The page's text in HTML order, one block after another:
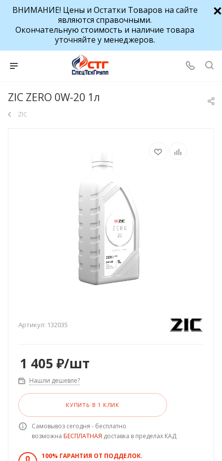
ВНИМАНИЕ! Цены и Остатки Товаров на сайте
являются справочными.
Окончательную стоимость и наличие товара
уточняйте у менеджеров.
ZIC ZERO 0W-20 1л
ZIC
Артикул: 132035
1 405 ₽/шт
Нашли дешевле?
КУПИТЬ В 1 КЛИК
Самовывоз сегодня - бесплатно
возможна БЕСПЛАТНАЯ доставка в пределах КАД
100% ГАРАНТИЯ ОТ ПОДДЕЛОК.